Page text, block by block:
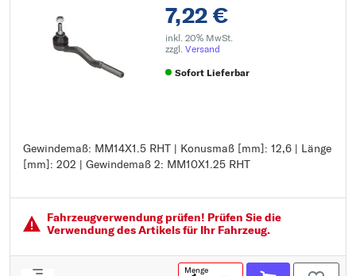
7,22 €
inkl. 20% MwSt.
zzgl. Versand
Sofort Lieferbar
Gewindemaß: MM14X1.5 RHT | Konusmaß [mm]: 12,6 | Länge
[mm]: 202 | Gewindemaß 2: MM10X1.25 RHT
Gewindemaß: MM14X1.5 RHT
Konusmaß [mm]: 12,6
Gewindemaß 2: MM10X1.25 RHT
Fahrzeugver­wendung prüfen! Prüfen Sie die
Verwendung des Artikels für Ihr Fahrzeug.
Menge